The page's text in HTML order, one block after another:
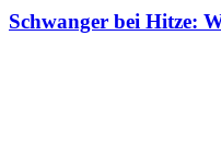
Schwanger bei Hitze: